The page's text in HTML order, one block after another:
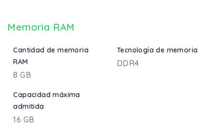
Memoria RAM
Cantidad de memoria
RAM
8 GB
Tecnología de memoria
DDR4
Capacidad máxima
admitida
16 GB